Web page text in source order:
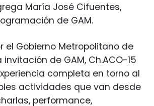
María José Cifuentes,
de GAM.
el Gobierno Metropolitano de
de GAM, Ch.ACO-15
completa en torno al
actividades que van desde
performance,